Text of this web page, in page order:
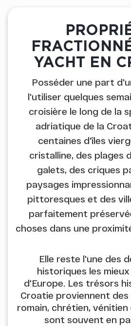
YACHT EN
Posséder une part
l'utiliser quelques
croisière le long de la
adriatique de la
centaines d'îles
cristalline, des plages
galets, des criques
paysages
pittoresques et des
parfaitement
choses dans une
Elle reste l'une des
historiques les
d'Europe. Les trésors
Croatie proviennent des
romain, chrétien,
sont souvent en